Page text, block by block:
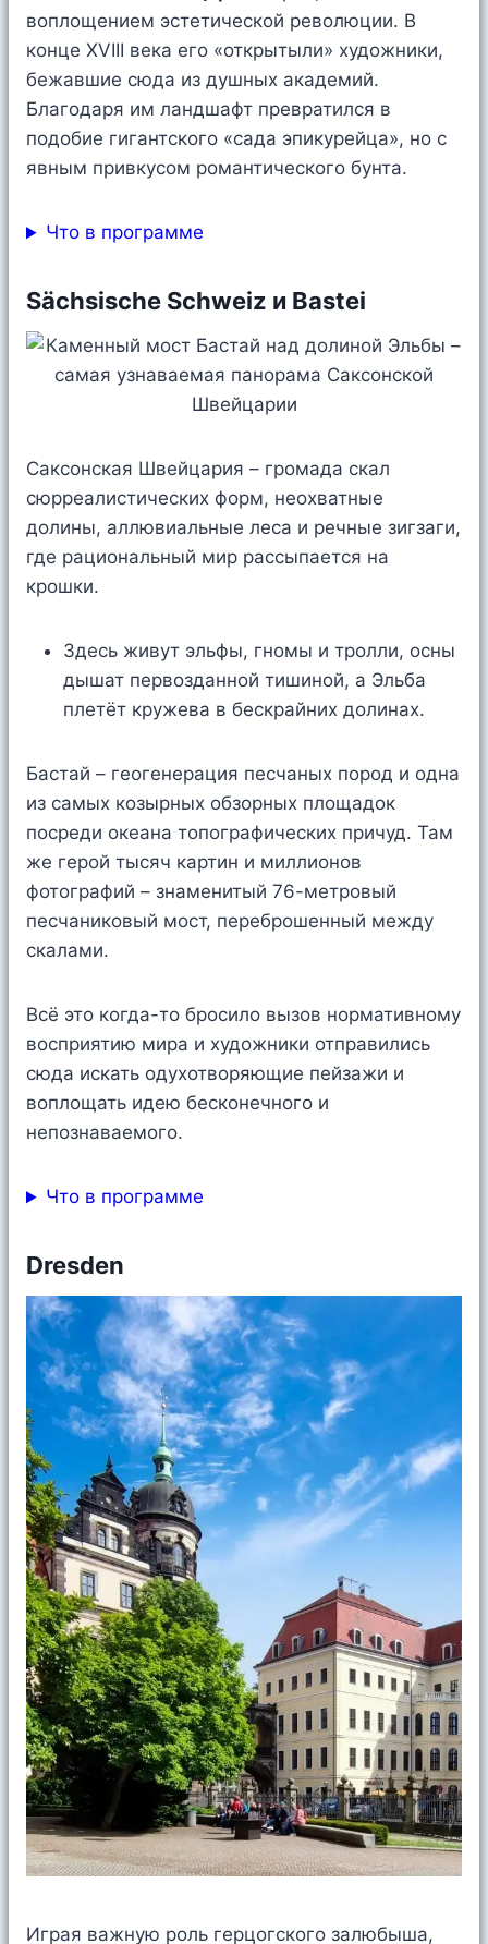
воплощением эстетической революции. В
конце XVIII века его «открытыли» художники,
бежавшие сюда из душных академий.
Благодаря им ландшафт превратился в
подобие гигантского «сада эпикурейца», но с
явным привкусом романтического бунта.
Что в программе
Sächsische Schweiz и Bastei
Саксонская Швейцария – громада скал
сюрреалистических форм, неохватные
долины, аллювиальные леса и речные зигзаги,
где рациональный мир рассыпается на
крошки.
Здесь живут эльфы, гномы и тролли, осны
дышат первозданной тишиной, а Эльба
плетёт кружева в бескрайних долинах.
Бастай – геогенерация песчаных пород и одна
из самых козырных обзорных площадок
посреди океана топографических причуд. Там
же герой тысяч картин и миллионов
фотографий – знаменитый 76-метровый
песчаниковый мост, переброшенный между
скалами.
Всё это когда-то бросило вызов нормативному
восприятию мира и художники отправились
сюда искать одухотворяющие пейзажи и
воплощать идею бесконечного и
непознаваемого.
Что в программе
Dresden
Играя важную роль герцогского залюбыша,